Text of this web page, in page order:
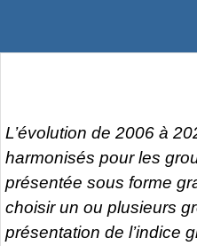
L’évolution de 2006 à
harmonisés pour les
présentée sous forme
choisir un ou plusieurs
présentation de l’indice